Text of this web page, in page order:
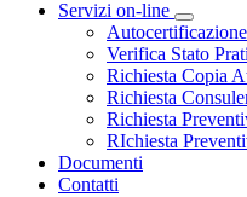
Servizi on-line
Autocertificazione
Verifica Stato
Richiesta Copia
Richiesta
Richiesta
RIchiesta
Documenti
Contatti